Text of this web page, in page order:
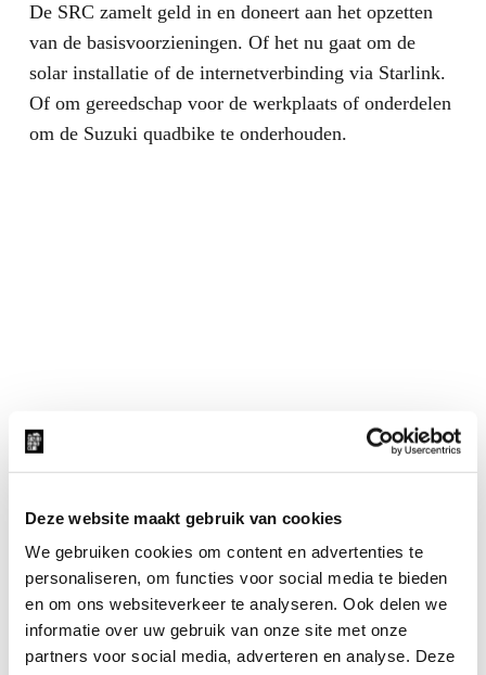
Deze website maakt gebruik van cookies
We gebruiken cookies om content en advertenties te
personaliseren, om functies voor social media te bieden
en om ons websiteverkeer te analyseren. Ook delen we
informatie over uw gebruik van onze site met onze
partners voor social media, adverteren en analyse. Deze
De SRC zamelt geld in en doneert aan het opzetten
van de basisvoorzieningen. Of het nu gaat om de
solar installatie of de internetverbinding via Starlink.
Of om gereedschap voor de werkplaats of onderdelen
om de Suzuki quadbike te onderhouden.
Lokale solar experts verbeteren en vergroten de solar
geschonken